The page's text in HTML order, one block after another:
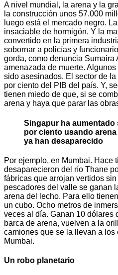
A nivel mundial, la arena y la
la construcción unos 57.000
luego está el mercado negro.
insaciable de hormigón. Y la
convertido en la primera
sobornar a policías y
gorda, como denuncia
amenazada de muerte.
sido asesinados. El sector de
por ciento del PIB del país. Y,
tienen miedo de que, si se
arena y haya que parar las
Singapur ha aumentado
por ciento usando
ya han desaparecido
Por ejemplo, en Mumbai. Hace
desaparecieron del río Thane
fábricas que arrojan vertidos
pescadores del valle se ganan
arena del lecho. Para ello
un cubo. Ocho metros de
veces al día. Ganan 10 dólares
barca de arena, vuelven a la
camiones que se la llevan a los
Mumbai.
Un robo planetario